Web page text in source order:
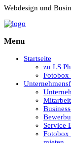
Webdesign und
Menu
Startseite
zu LS
Fotobox
Service
Fotobox